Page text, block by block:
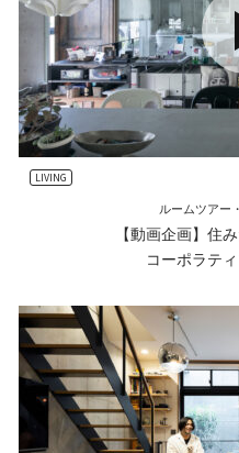
LIVING
ルームツアー
【動画企画】住
コーポラテ